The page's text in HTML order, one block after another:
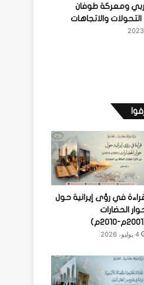
ومعركة طوفان
والاتجاهات
في رؤى إيرانية حول
الحضارات
4 يوليو، 2026